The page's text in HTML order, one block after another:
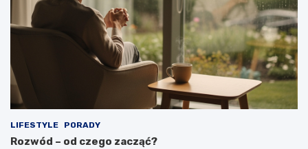
LIFESTYLE PORADY
Rozwód – od czego zacząć?